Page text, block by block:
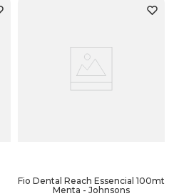
Fio Dental Reach Essencial 100mt
Menta - Johnsons